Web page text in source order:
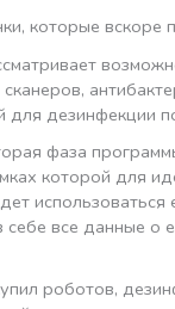
которые вскоре
дезинфекции
фаза
которой для
использоваться
все данные о
роботов,